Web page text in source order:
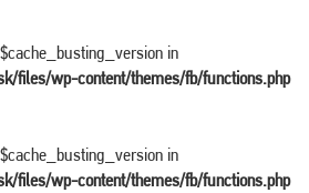
in
files/wp-content/themes/fb/functions.php
in
files/wp-content/themes/fb/functions.php